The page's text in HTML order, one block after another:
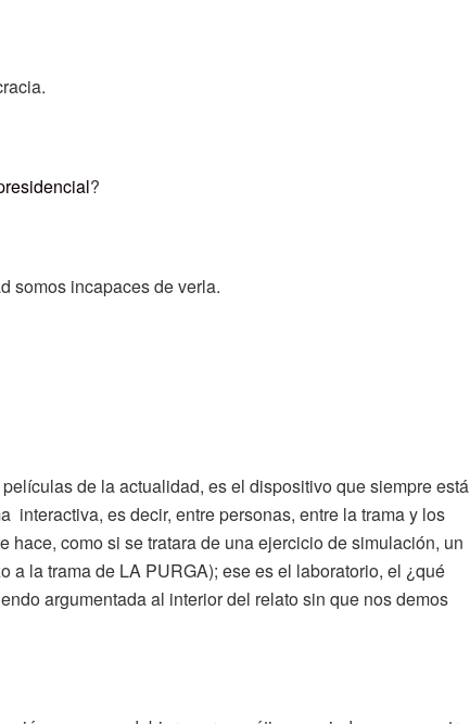
?
somos incapaces de verla.
de la actualidad, es el dispositivo que siempre está
interactiva, es decir, entre personas, entre la trama y los
hace, como si se tratara de una ejercicio de simulación, un
la trama de LA PURGA); ese es el laboratorio, el ¿qué
argumentada al interior del relato sin que nos demos